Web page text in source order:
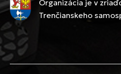
Organizácia je v
Trenčianskeho